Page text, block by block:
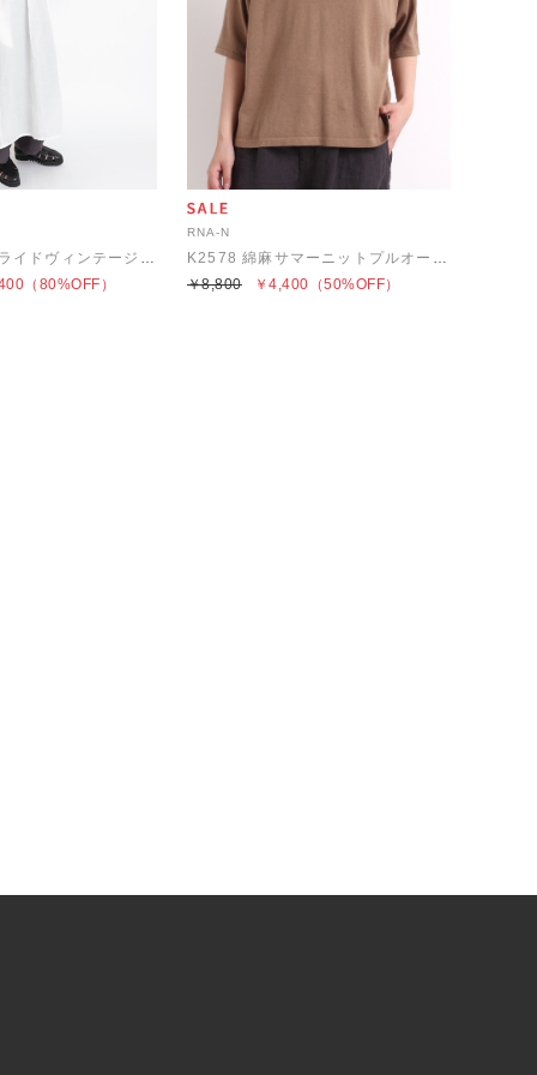
D1573 サンドライドヴィンテージワンピース
（80%OFF）
RNA-N
K2578 綿麻サマーニットプルオーバー
￥4,400
￥8,800 （50%OFF）